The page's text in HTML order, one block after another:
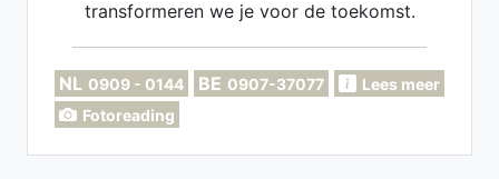
transformeren we je voor de toekomst.
NL 0909 - 0144 BE 0907-37077
Lees meer
Fotoreading